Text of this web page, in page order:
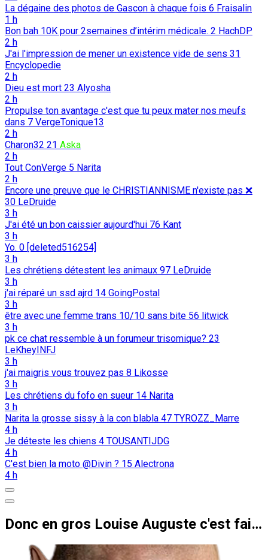
La dégaine des photos de Gascon à chaque fois 6 Fraisalin
1 h
Bon bah 10K pour 2semaines d’intérim médicale. 2 HachDP
2 h
J'ai l'impression de mener un existence vide de sens 31
Encyclopedie
2 h
Dieu est mort 23 Alyosha
2 h
Propulse ton avantage c'est que tu peux mater nos meufs
dans 7 VergeTonique13
2 h
Charon32 21 Aska
2 h
Tout ConVerge 5 Narita
2 h
Encore une preuve que le CHRISTIANNISME n'existe pas ❌️
30 LeDruide
3 h
J'ai été un bon caissier aujourd'hui 76 Kant
3 h
Yo. 0 [deleted516254]
3 h
Les chrétiens détestent les animaux 97 LeDruide
3 h
j'ai réparé un ssd ajrd 14 GoingPostal
3 h
être avec une femme trans 10/10 sans bite 56 litwick
3 h
pk ce chat ressemble à un forumeur trisomique? 23
LeKheyINFJ
3 h
j'ai maigris vous trouvez pas 8 Likosse
3 h
Les chrétiens du fofo en sueur 14 Narita
3 h
Narita la grosse sissy à la con blabla 47 TYROZZ_Marre
4 h
Je déteste les chiens 4 TOUSANTIJDG
4 h
C'est bien la moto @Divin ? 15 Alectrona
4 h
Donc en gros Louise Auguste c'est fait enculer